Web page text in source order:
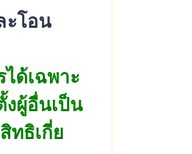
ะโอน
ด้เฉพาะ
งผู้อื่นเป็น
ทธิเกี่ย